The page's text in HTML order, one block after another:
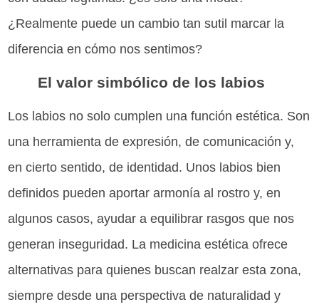
¿Realmente puede un cambio tan sutil marcar la
diferencia en cómo nos sentimos?
El valor simbólico de los labios
Los labios no solo cumplen una función estética. Son
una herramienta de expresión, de comunicación y,
en cierto sentido, de identidad. Unos labios bien
definidos pueden aportar armonía al rostro y, en
algunos casos, ayudar a equilibrar rasgos que nos
generan inseguridad. La medicina estética ofrece
alternativas para quienes buscan realzar esta zona,
siempre desde una perspectiva de naturalidad y